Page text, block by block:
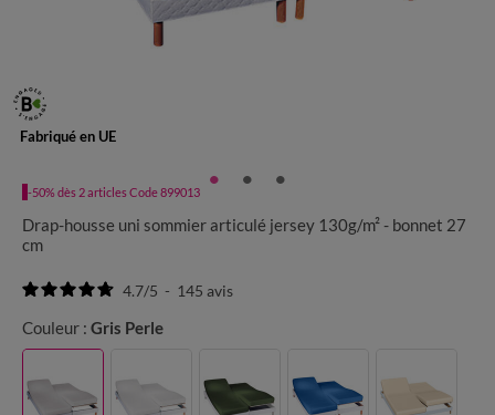
Fabriqué en UE
-50% dès 2 articles Code 899013
Drap-housse uni sommier articulé jersey 130g/m² - bonnet 27
cm
4.7/5 - 145 avis
Couleur : Gris Perle